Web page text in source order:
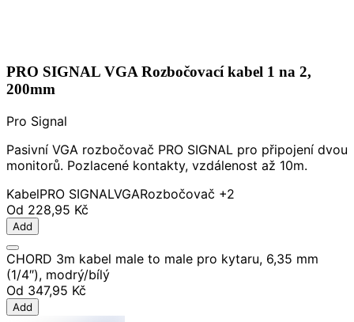
PRO SIGNAL VGA Rozbočovací kabel 1 na 2,
200mm
Pro Signal
Pasivní VGA rozbočovač PRO SIGNAL pro připojení dvou
monitorů. Pozlacené kontakty, vzdálenost až 10m.
KabelPRO SIGNALVGARozbočovač +2
Od 228,95 Kč
Add
CHORD 3m kabel male to male pro kytaru, 6,35 mm
(1/4″), modrý/bílý
Od 347,95 Kč
Add